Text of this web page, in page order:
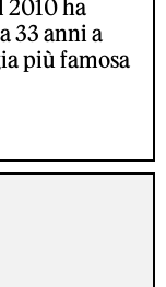
2010 ha
33 anni a
più famosa